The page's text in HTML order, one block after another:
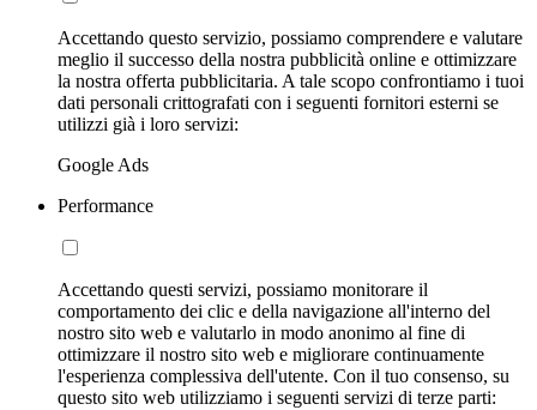
Accettando questo servizio, possiamo comprendere e valutare
meglio il successo della nostra pubblicità online e ottimizzare
la nostra offerta pubblicitaria. A tale scopo confrontiamo i tuoi
dati personali crittografati con i seguenti fornitori esterni se
utilizzi già i loro servizi:
Google Ads
Performance
Accettando questi servizi, possiamo monitorare il
comportamento dei clic e della navigazione all'interno del
nostro sito web e valutarlo in modo anonimo al fine di
ottimizzare il nostro sito web e migliorare continuamente
l'esperienza complessiva dell'utente. Con il tuo consenso, su
questo sito web utilizziamo i seguenti servizi di terze parti: